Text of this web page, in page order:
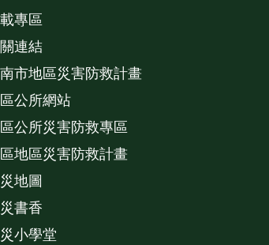
專區
連結
市地區災害防救計畫
公所網站
公所災害防救專區
地區災害防救計畫
地圖
書香
小學堂